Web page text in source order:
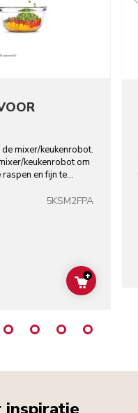
mixer/keukenrobot.
keukenrobot om
en fijn te
5KSM2FPA
ADD TO
+